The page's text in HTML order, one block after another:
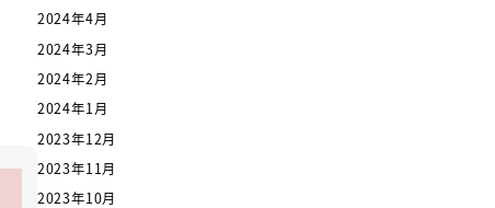
2024年4月
2024年3月
2024年2月
2024年1月
2023年12月
2023年11月
2023年10月